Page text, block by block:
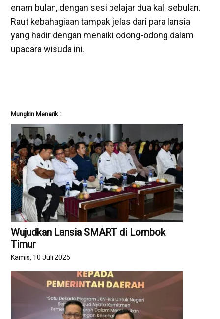
enam bulan, dengan sesi belajar dua kali sebulan.
Raut kebahagiaan tampak jelas dari para lansia
yang hadir dengan menaiki odong-odong dalam
upacara wisuda ini.
Mungkin Menarik :
‎Wujudkan Lansia SMART di Lombok
Timur
Kamis, 10 Juli 2025